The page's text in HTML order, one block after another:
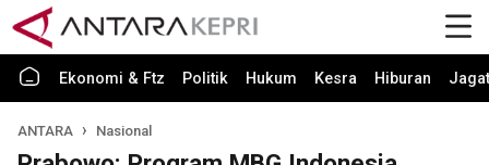
Ekonomi & Ftz Politik Hukum Kesra Hiburan Jagat
ANTARA Nasional